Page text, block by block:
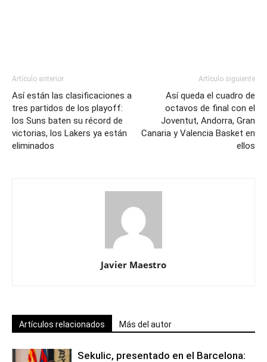
Artículo anterior
Así están las clasificaciones a
tres partidos de los playoff:
los Suns baten su récord de
victorias, los Lakers ya están
eliminados
Artículo siguiente
Así queda el cuadro de
octavos de final con el
Joventut, Andorra, Gran
Canaria y Valencia Basket en
ellos
Javier Maestro
Artículos relacionados Más del autor
Sekulic, presentado en el Barcelona: